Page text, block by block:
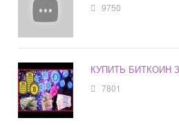
9750
КУПИТЬ БИТКОИН
7801